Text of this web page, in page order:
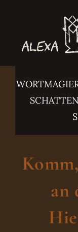
springen
an